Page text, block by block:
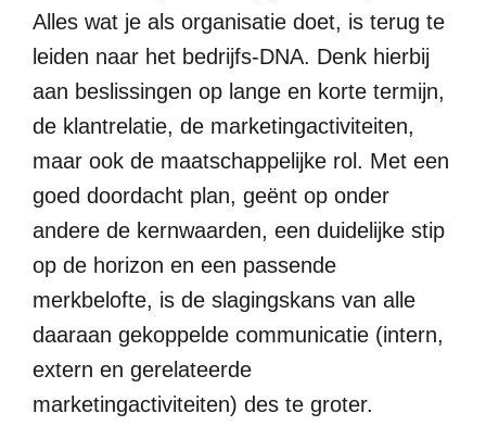
Alles wat je als organisatie doet, is terug te
leiden naar het bedrijfs-DNA. Denk hierbij
aan beslissingen op lange en korte termijn,
de klantrelatie, de marketingactiviteiten,
maar ook de maatschappelijke rol. Met een
goed doordacht plan, geënt op onder
andere de kernwaarden, een duidelijke stip
op de horizon en een passende
merkbelofte, is de slagingskans van alle
daaraan gekoppelde communicatie (intern,
extern en gerelateerde
marketingactiviteiten) des te groter.